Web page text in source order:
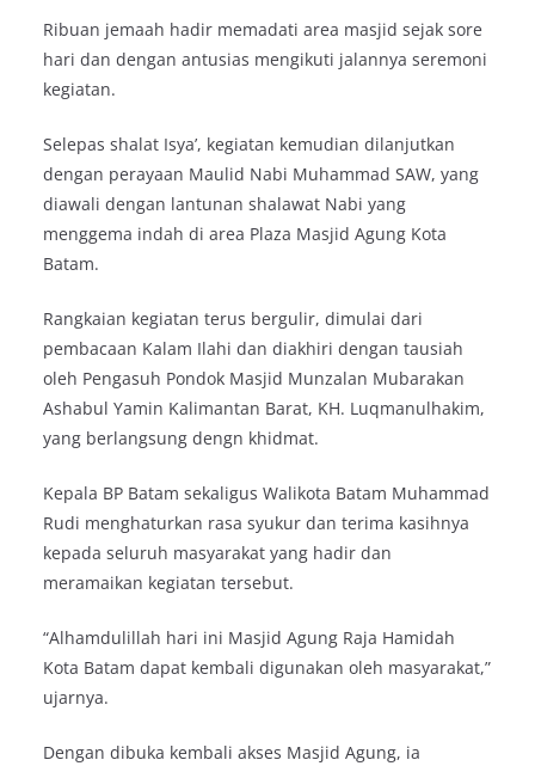
Ribuan jemaah hadir memadati area masjid sejak sore
hari dan dengan antusias mengikuti jalannya seremoni
kegiatan.
Selepas shalat Isya’, kegiatan kemudian dilanjutkan
dengan perayaan Maulid Nabi Muhammad SAW, yang
diawali dengan lantunan shalawat Nabi yang
menggema indah di area Plaza Masjid Agung Kota
Batam.
Rangkaian kegiatan terus bergulir, dimulai dari
pembacaan Kalam Ilahi dan diakhiri dengan tausiah
oleh Pengasuh Pondok Masjid Munzalan Mubarakan
Ashabul Yamin Kalimantan Barat, KH. Luqmanulhakim,
yang berlangsung dengn khidmat.
Kepala BP Batam sekaligus Walikota Batam Muhammad
Rudi menghaturkan rasa syukur dan terima kasihnya
kepada seluruh masyarakat yang hadir dan
meramaikan kegiatan tersebut.
“Alhamdulillah hari ini Masjid Agung Raja Hamidah
Kota Batam dapat kembali digunakan oleh masyarakat,”
ujarnya.
Dengan dibuka kembali akses Masjid Agung, ia